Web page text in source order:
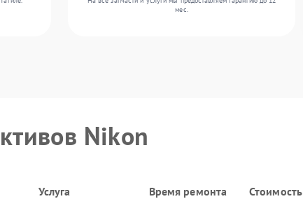
мес.
Nikon
Услуга Время ремонта Стоимость